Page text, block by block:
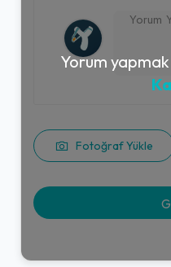
Fotoğraf Yükle
Yorum